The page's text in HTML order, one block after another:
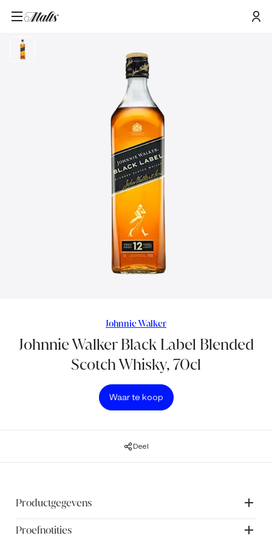
Home/Producten/Johnnie Walker Black Label Blended Scotch Whisky, 70cl
Johnnie Walker
Johnnie Walker Black Label Blended
Scotch Whisky, 70cl
Waar te koop
Deel
Productgegevens
Johnnie Walker Black Label is tot in de perfectie
Proefnotities